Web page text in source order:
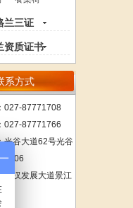
兰三证
资质证书
系方式
027-87771708
027-87771766
光谷大道62号光谷
栋606
武汉发展大道景江